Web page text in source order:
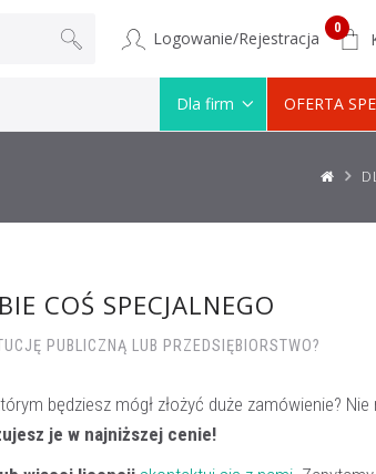
Logowanie/Rejestracja
0
Dla firm OFERTA
COŚ SPECJALNEGO
PUBLICZNĄ LUB PRZEDSIĘBIORSTWO?
będziesz mógł złożyć duże zamówienie? Nie
je w najniższej cenie!